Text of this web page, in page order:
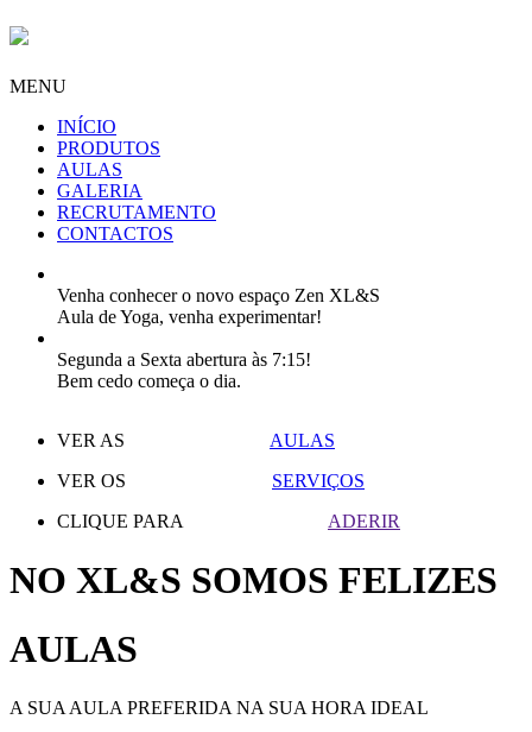
MENU
INÍCIO
PRODUTOS
AULAS
GALERIA
RECRUTAMENTO
CONTACTOS
Venha conhecer o novo espaço Zen XL&S
Aula de Yoga, venha experimentar!
Segunda a Sexta abertura às 7:15!
Bem cedo começa o dia.
VER AS
AULAS
VER OS
SERVIÇOS
CLIQUE PARA
ADERIR
NO XL&S SOMOS FELIZES
AULAS
A SUA AULA PREFERIDA NA SUA HORA IDEAL